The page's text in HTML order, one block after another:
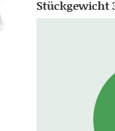
Stückgewicht